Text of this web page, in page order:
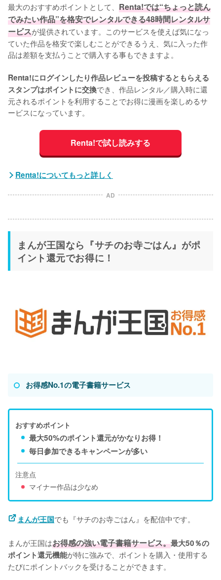
最大のおすすめポイントとして、 Renta!では“ちょっと読ん
でみたい作品”を格安でレンタルできる48時間レンタルサ
ービスが提供されています。このサービスを使えば気になっ
ていた作品を格安で楽しむことができるうえ、気に入った作
品は差額を支払うことで購入する事もできますよ。
Renta!にログインしたり作品レビューを投稿するともらえる
スタンプはポイントに交換でき、作品レンタル／購入時に還
元されるポイントを利用することでお得に漫画を楽しめるサ
ービスになっています。
Renta!で試し読みする
Renta!についてもっと詳しく
AD
まんが王国なら『サチのお寺ごはん』がポ
イント還元でお得に！
お得感No.1の電子書籍サービス
おすすめポイント
最大50%のポイント還元がかなりお得！
毎日参加できるキャンペーンが多い
注意点
マイナー作品は少なめ
まんが王国でも『サチのお寺ごはん』を配信中です。
まんが王国はお得感の強い電子書籍サービス。最大50％の
ポイント還元機能が特に強みで、ポイントを購入・使用する
たびにポイントバックを受けることができます。